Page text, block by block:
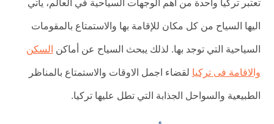
تعتبر تركيا واحدة من أهم الوجهات السياحية في العالم، يأتي
اليها السياح من كل مكان للإقامة بها والاستمتاع بالمقومات
السياحية التي توجد بها. لذلك يبحث السياح عن أماكن السكن
والاقامة فى تركيا لقضاء اجمل الاوقات والاستمتاع بالمناظر
الطبيعية والسواحل الجذابة التي تطل عليها تركيا.